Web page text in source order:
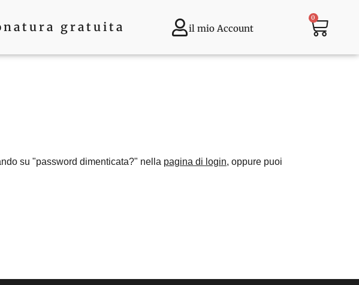
gratuita il mio Account
0
su "password dimenticata?" nella pagina di login, oppure puoi